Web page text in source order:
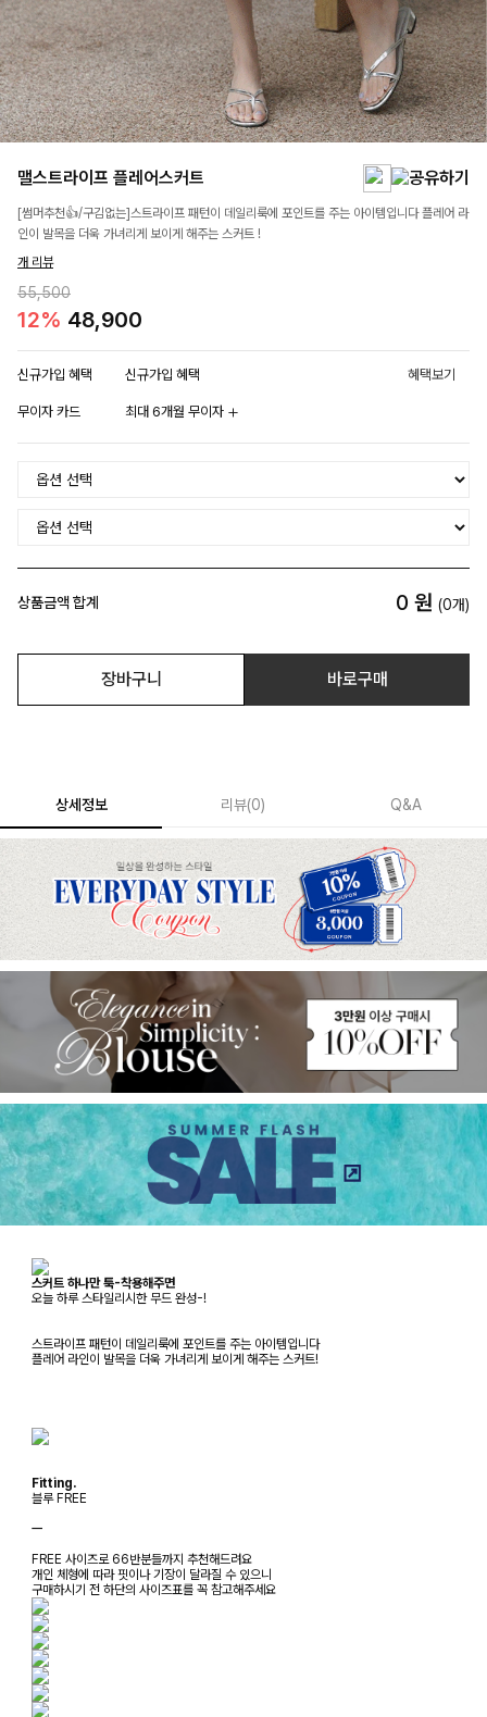
맬스트라이프 플레어스커트
[썸머추천👍/구김없는]스트라이프 패턴이 데일리룩에 포인트를 주는 아이템입니다 플레어 라
인이 발목을 더욱 가녀리게 보이게 해주는 스커트 !
개 리뷰
55,500
12% 48,900
신규가입 혜택 신규가입 혜택 혜택보기
무이자 카드 최대 6개월 무이자
상품금액 합계 0 원 (0개)
장바구니 바로구매
상세정보 리뷰(0) Q&A
스커트 하나만 툭-착용해주면
오늘 하루 스타일리시한 무드 완성-!
스트라이프 패턴이 데일리룩에 포인트를 주는 아이템입니다
플레어 라인이 발목을 더욱 가녀리게 보이게 해주는 스커트!
Fitting.
블루 FREE
ㅡ
FREE 사이즈로 66반분들까지 추천해드려요
개인 체형에 따라 핏이나 기장이 달라질 수 있으니
구매하시기 전 하단의 사이즈표를 꼭 참고해주세요